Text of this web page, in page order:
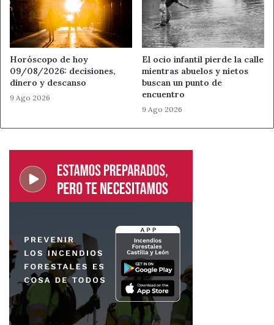
Horóscopo de hoy
09/08/2026: decisiones,
dinero y descanso
9 Ago 2026
El ocio infantil pierde la calle
mientras abuelos y nietos
buscan un punto de
encuentro
9 Ago 2026